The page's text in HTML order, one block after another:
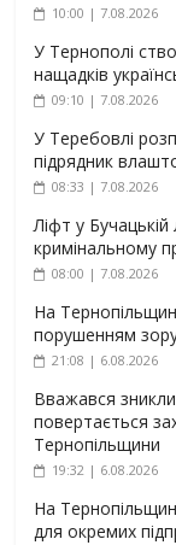
10:00 | 7.08.2026
У Тернополі
нащадків
09:10 | 7.08.2026
У Теребовлі
підрядник
08:33 | 7.08.2026
Ліфт у
кримінальному
08:00 | 7.08.2026
На
порушенням
21:08 | 6.08.2026
Вважався
повертається
Тернопільщини
19:32 | 6.08.2026
На
для окремих